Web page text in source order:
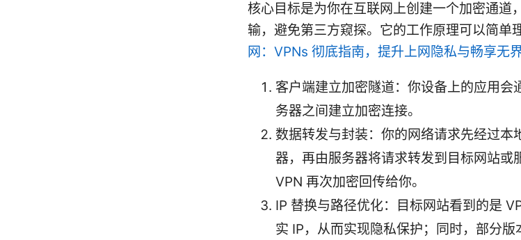
核心目标是为你在互联网上创建一个加密通道
输，避免第三方窥探。它的工作原理可以简单
网：VPNs 彻底指南，提升上网隐私与畅享无
客户端建立加密隧道：你设备上的应用
务器之间建立加密连接。
数据转发与封装：你的网络请求先经过本
器，再由服务器将请求转发到目标网站或
VPN 再次加密回传给你。
IP 替换与路径优化：目标网站看到的是
实 IP，从而实现隐私保护；同时，部分